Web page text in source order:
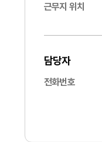
근무지 위치
담당자
전화번호